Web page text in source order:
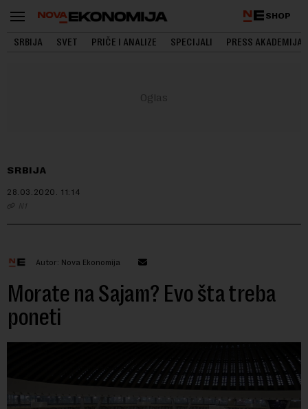
SHOP
SRBIJA SVET PRIČE I ANALIZE SPECIJALI PRESS AKADEMIJA
SRBIJA
28.03.2020. 11:14
N1
Autor: Nova Ekonomija
Morate na Sajam? Evo šta treba
poneti